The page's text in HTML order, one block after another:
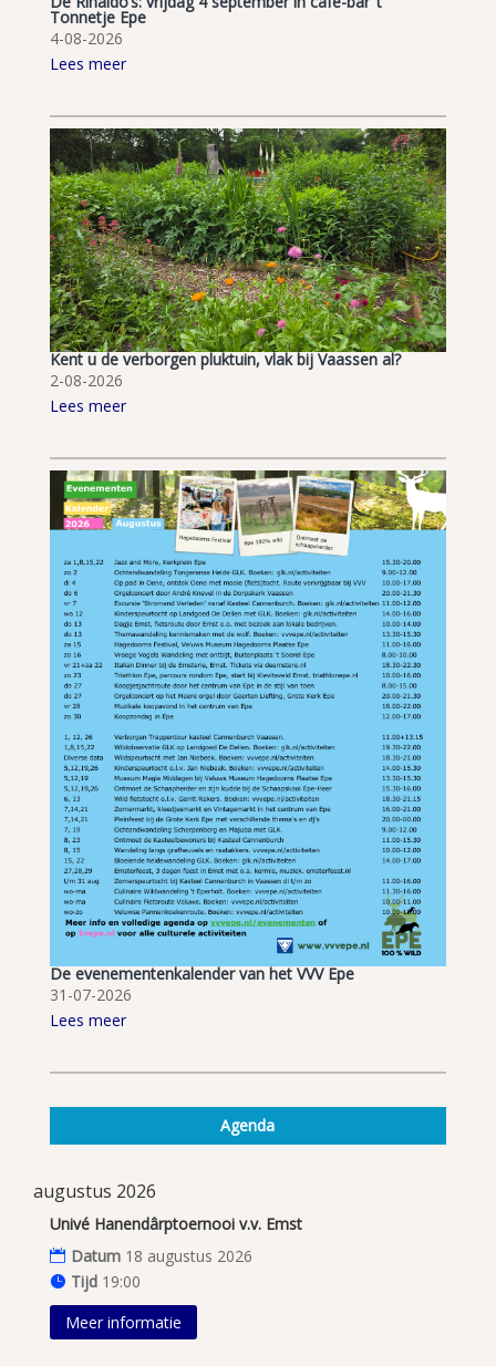
Tonnetje Epe
4-08-2026
Lees meer
Kent u de verborgen pluktuin, vlak bij Vaassen al?
2-08-2026
Lees meer
De evenementenkalender van het VVV Epe
31-07-2026
Lees meer
Agenda
augustus 2026
Univé Hanendârptoernooi v.v. Emst
Datum 18 augustus 2026
Tijd 19:00
Meer informatie